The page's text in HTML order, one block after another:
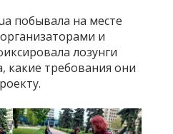
побывала на месте
и
лозунги
какие требования они